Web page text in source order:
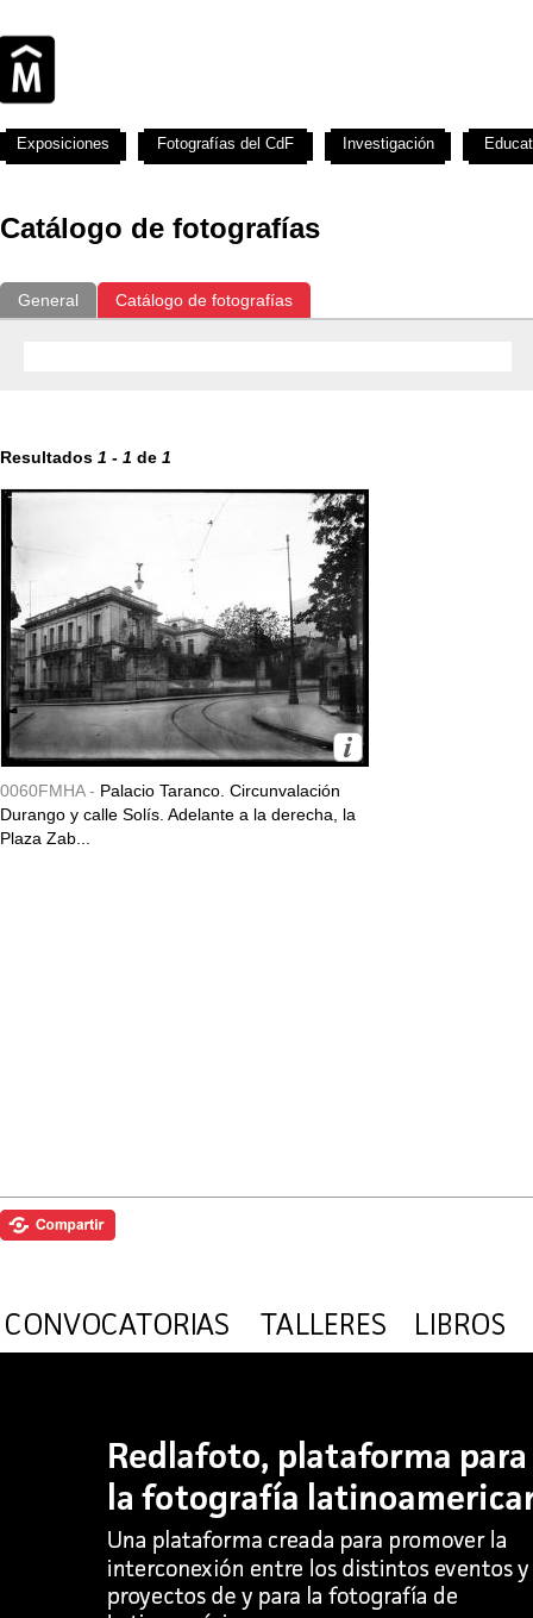
Catálogo de fotografías
General Catálogo de fotografías
Resultados 1 - 1 de 1
0060FMHA - Palacio Taranco. Circunvalación
Durango y calle Solís. Adelante a la derecha, la
Plaza Zab...
Exposiciones Fotografías del CdF Investigación